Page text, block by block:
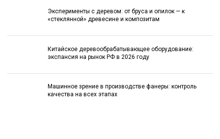
Эксперименты с деревом: от бруса и опилок — к
«стеклянной» древесине и композитам
Китайское деревообрабатывающее оборудование:
экспансия на рынок РФ в 2026 году
Машинное зрение в производстве фанеры: контроль
качества на всех этапах